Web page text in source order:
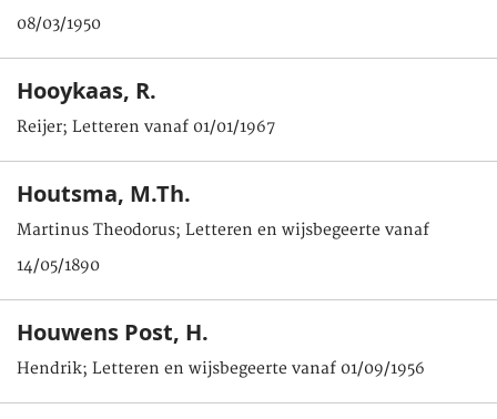
08/03/1950
Hooykaas, R.
Reijer; Letteren vanaf 01/01/1967
Houtsma, M.Th.
Martinus Theodorus; Letteren en wijsbegeerte vanaf
14/05/1890
Houwens Post, H.
Hendrik; Letteren en wijsbegeerte vanaf 01/09/1956